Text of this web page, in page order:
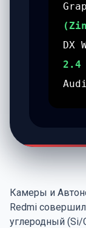
DX
2.4
Камеры и
Redmi
углеродный (Si/